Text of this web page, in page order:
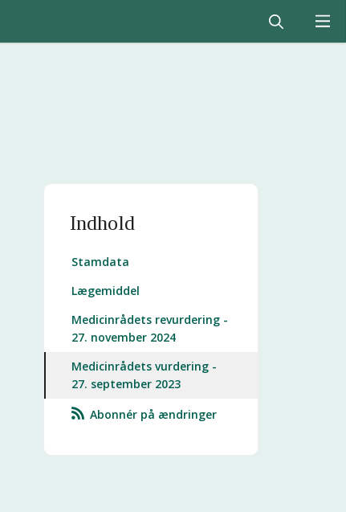
Indhold
Stamdata
Lægemiddel
Medicinrådets revurdering -
27. november 2024
Medicinrådets vurdering -
27. september 2023
Abonnér på ændringer